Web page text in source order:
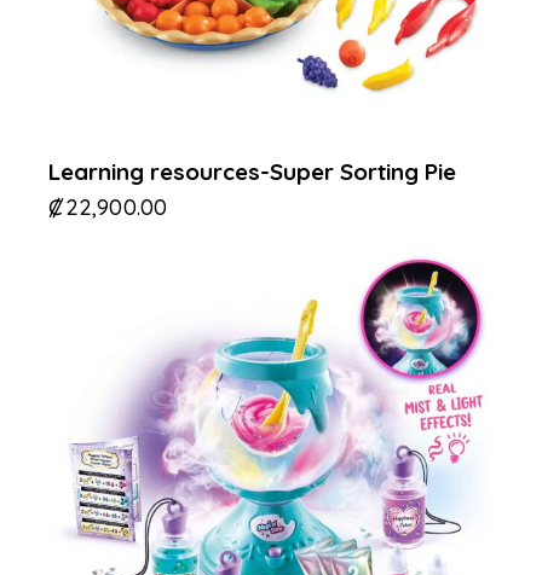
Learning resources-Super Sorting Pie
₡22,900.00